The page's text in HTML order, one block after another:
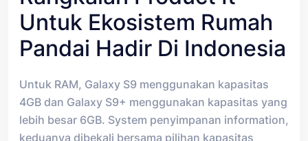
Untuk Ekosistem Rumah
Pandai Hadir Di Indonesia
Untuk RAM, Galaxy S9 menggunakan kapasitas
4GB dan Galaxy S9+ menggunakan kapasitas yang
lebih besar 6GB. System penyimpanan information,
keduanya dibekali bersama pilihan kapasitas